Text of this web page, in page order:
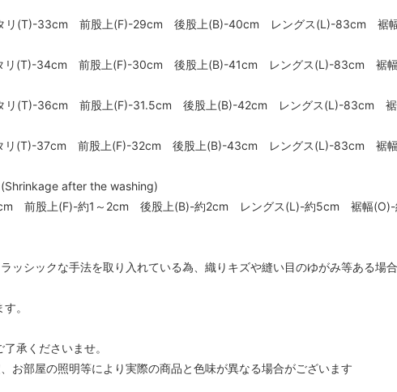
リ(T)-33cm 前股上(F)-29cm 後股上(B)-40cm レングス(L)-83cm 裾
リ(T)-34cm 前股上(F)-30cm 後股上(B)-41cm レングス(L)-83cm 裾
リ(T)-36cm 前股上(F)-31.5cm 後股上(B)-42cm レングス(L)-83cm
リ(T)-37cm 前股上(F)-32cm 後股上(B)-43cm レングス(L)-83cm 裾
after the washing)
前股上(F)-約1～2cm 後股上(B)-約2cm レングス(L)-約5cm 裾幅(O)-
ッシックな手法を取り入れている為、織りキズや縫い目のゆがみ等ある場
。
承くださいませ。
お部屋の照明等により実際の商品と色味が異なる場合がございます